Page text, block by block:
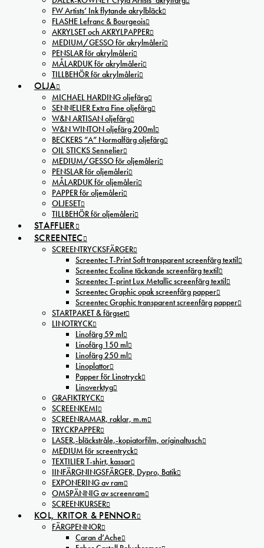
FW Artists’ Ink flytande akrylbläck
FLASHE Lefranc & Bourgeois
AKRYLSET och AKRYLPAPPER
MEDIUM/GESSO för akrylmåleri
PENSLAR för akrylmåleri
MÅLARDUK för akrylmåleri
TILLBEHÖR för akrylmåleri
OLJA
MICHAEL HARDING oljefärg
SENNELIER Extra Fine oljefärg
W&N ARTISAN oljefärg
W&N WINTON oljefärg 200ml
BECKERS ”A” Normalfärg oljefärg
OIL STICKS Sennelier
MEDIUM/GESSO för oljemåleri
PENSLAR för oljemåleri
MÅLARDUK för oljemåleri
PAPPER för oljemåleri
OLJESET
TILLBEHÖR för oljemåleri
STAFFLIER
SCREENTEC
SCREENTRYCKSFÄRGER
Screentec T-Print Soft transparent screenfärg textil
Screentec Ecoline täckande screenfärg textil
Screentec T-print Lux Metallic screenfärg textil
Screentec Graphic opak screenfärg papper
Screentec Graphic transparent screenfärg papper
STARTPAKET & färgset
LINOTRYCK
Linofärg 59 ml
Linofärg 150 ml
Linofärg 250 ml
Linoplattor
Papper för Linotryck
Linoverktyg
GRAFIKTRYCK
SCREENKEMI
SCREENRAMAR, raklar, m.m
TRYCKPAPPER
LASER,-bläckstråle,-kopiatorfilm, oríginaltusch
MEDIUM för screentryck
TEXTILIER T-shirt, kassar
IINFÄRGNINGSFÄRGER, Dypro, Batik
EXPONERING av ram
OMSPÄNNIG av screenram
SCREENKURSER
KOL, KRITOR & PENNOR
FÄRGPENNOR
Caran d’Ache